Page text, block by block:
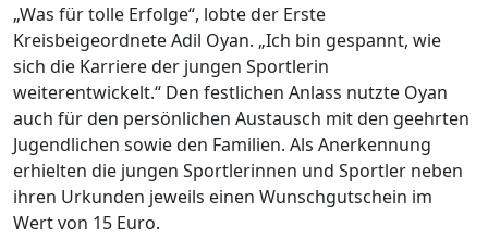
„Was für tolle Erfolge“, lobte der Erste
Kreisbeigeordnete Adil Oyan. „Ich bin gespannt, wie
sich die Karriere der jungen Sportlerin
weiterentwickelt.“ Den festlichen Anlass nutzte Oyan
auch für den persönlichen Austausch mit den geehrten
Jugendlichen sowie den Familien. Als Anerkennung
erhielten die jungen Sportlerinnen und Sportler neben
ihren Urkunden jeweils einen Wunschgutschein im
Wert von 15 Euro.